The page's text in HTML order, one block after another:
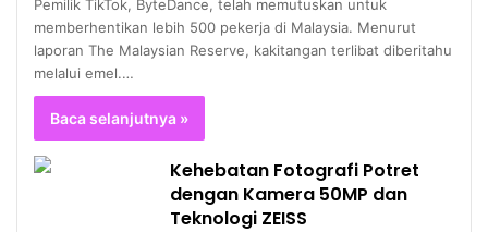
Pemilik TikTok, ByteDance, telah memutuskan untuk
memberhentikan lebih 500 pekerja di Malaysia. Menurut
laporan The Malaysian Reserve, kakitangan terlibat diberitahu
melalui emel.…
Baca selanjutnya »
Kehebatan Fotografi Potret
dengan Kamera 50MP dan
Teknologi ZEISS